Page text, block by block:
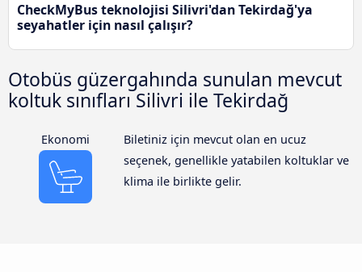
CheckMyBus teknolojisi Silivri'dan Tekirdağ'ya
seyahatler için nasıl çalışır?
Otobüs güzergahında sunulan mevcut
koltuk sınıfları Silivri ile Tekirdağ
Ekonomi
Biletiniz için mevcut olan en ucuz
seçenek, genellikle yatabilen koltuklar ve
klima ile birlikte gelir.